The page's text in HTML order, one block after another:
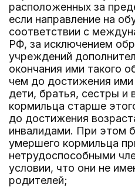
расположенных за
если направление на
соответствии с
РФ, за исключением
учреждений
окончания ими такого
чем до достижения ими
дети, братья, сестры и
кормильца старше
до достижения
инвалидами. При этом
умершего кормильца
нетрудоспособными
условии, что они не
родителей;